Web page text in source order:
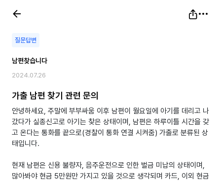
질문답변
남편찾습니다
2024.07.26
가출 남편 찾기 관련 문의
안녕하세요, 주말에 부부싸움 이후 남편이 월요일에 아기를 데리고 나
갔다가 실종신고로 아기는 찾은 상태이며, 남편은 하루이틀 시간을 갖
고 온다는 통화를 끝으로(경찰이 통화 연결 시켜줌) 가출로 분류된 상
태입니다.
현재 남편은 신용 불량자, 음주운전으로 인한 벌금 미납의 상태이며,
많아봐야 현금 5만원만 가지고 있을 것으로 생각되며 카드, 이외 현금